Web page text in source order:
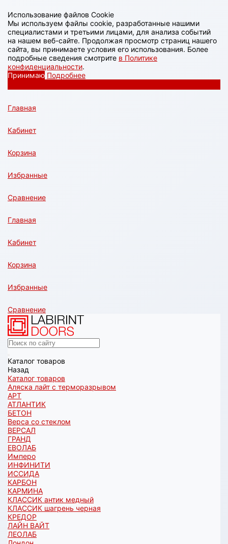
Использование файлов Cookie
Мы используем файлы cookie, разработанные нашими
специалистами и третьими лицами, для анализа событий
на нашем веб-сайте. Продолжая просмотр страниц нашего
сайта, вы принимаете условия его использования. Более
подробные сведения смотрите в Политике
конфиденциальности.
Принимаю Подробнее
Главная
Кабинет
Корзина
Избранные
Сравнение
Главная
Кабинет
Корзина
Избранные
Сравнение
Каталог товаров
Назад
Каталог товаров
Аляска лайт с терморазрывом
АРТ
АТЛАНТИК
БЕТОН
Верса со стеклом
ВЕРСАЛ
ГРАНД
ЕВОЛАБ
Имперо
ИНФИНИТИ
ИССИДА
КАРБОН
КАРМИНА
КЛАССИК антик медный
КЛАССИК шагрень черная
КРЕДОР
ЛАЙН ВАЙТ
ЛЕОЛАБ